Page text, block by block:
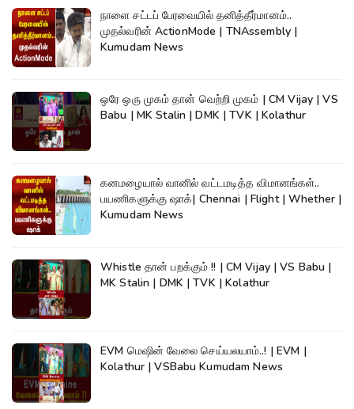
நாளை சட்டப் பேரவையில் தனித்தீர்மானம்..
முதல்வரின் ActionMode | TNAssembly |
Kumudam News
ஒரே ஒரு முகம் தான் வெற்றி முகம் | CM Vijay | VS
Babu | MK Stalin | DMK | TVK | Kolathur
கனமழையால் வானில் வட்டமடித்த விமானங்கள்..
பயணிகளுக்கு ஷாக்| Chennai | Flight | Whether |
Kumudam News
Whistle தான் பறக்கும் !! | CM Vijay | VS Babu |
MK Stalin | DMK | TVK | Kolathur
EVM மெஷின் வேலை செய்யலயாம்..! | EVM |
Kolathur | VSBabu Kumudam News